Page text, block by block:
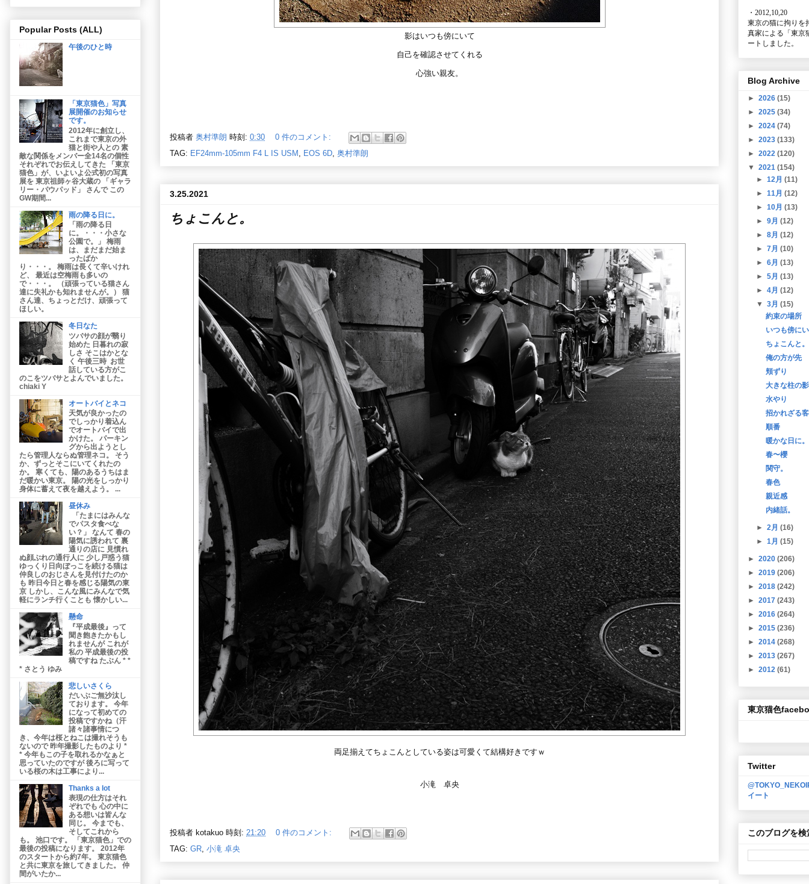
影はいつも傍にいて
自己を確認させてくれる
心強い親友。
投稿者 奥村準朗 時刻: 0:30
0 件のコメント:
TAG: EF24mm-105mm F4 L IS USM , EOS 6D, 奥村準朗
3.25.2021
ちょこんと。
両足揃えてちょこんとしている姿は可愛くて結構好きですｗ
小滝 卓央
投稿者 kotakuo 時刻: 21:20
0 件のコメント:
TAG: GR, 小滝 卓央
Popular Posts (ALL)
午後のひと時
「東京猫色」写真
展開催のお知らせ
です。
2012年に創立し、
これまで東京の外
猫と街や人との 素
敵な関係をメンバー全14名の個性
それぞれでお伝えしてきた 「東京
猫色」が、いよいよ公式初の写真
展を 東京祖師ヶ谷大蔵の 「ギャラ
リー・パウパッド」 さんで この
GW期間...
雨の降る日に。
「雨の降る日
に。・・・小さな
公園で。」 梅雨
は、まだまだ始ま
ったばか
り・・・。 梅雨は長くて辛いけれ
ど、 最近は空梅雨も多いの
で・・・。 （頑張っている猫さん
達に失礼かも知れませんが。） 猫
さん達、ちょっとだけ、頑張って
ほしい。
冬日なた
ツバサの顔が翳り
始めた 日暮れの寂
しさ そこはかとな
く 午後三時 お世
話している方がこ
のこをツバサとよんでいました。
chiaki Y
オートバイとネコ
天気が良かったの
でしっかり着込ん
でオートバイで出
かけた。 パーキン
グから出ようとし
たら管理人ならぬ管理ネコ。 そう
か、ずっとそこにいてくれたの
か。 寒くても、陽のあるうちはま
だ暖かい東京。 陽の光をしっかり
身体に蓄えて夜を越えよう。 ...
昼休み
「たまにはみんな
でパスタ食べな
い？」 なんて 春の
陽気に誘われて 裏
通りの店に 見慣れ
ぬ顔ぶれの通行人に 少し戸惑う猫
ゆっくり日向ぼっこを続ける猫は
仲良しのおじさんを見付けたのか
も 昨日今日と春を感じる陽気の東
京 しかし、こんな風にみんなで気
軽にランチ行くことも 懐かしい...
懸命
『平成最後』って
聞き飽きたかもし
れませんが これが
私の 平成最後の投
稿ですね たぶん * *
* さとう ゆみ
悲しいさくら
だいぶご無沙汰し
ております。 今年
になって初めての
投稿ですかね（汗
諸々諸事情につ
き、今年は桜とねこは撮れそうも
ないので 昨年撮影したものより *
* 今年もこの子を取れるかなぁと
思っていたのですが 後ろに写って
いる桜の木は工事により...
Thanks a lot
表現の仕方はそれ
ぞれでも 心の中に
ある想いは皆んな
同じ。 今までも、
そしてこれから
も。 池口です。 「東京猫色」での
最後の投稿になります。 2012年
のスタートから約7年。 東京猫色
と共に東京を旅してきました。 仲
間がいたか...
・2012,10,20
東京の猫に拘りを
真家による 「東
ートしました。
Blog Archive
► 2026 (15)
► 2025 (34)
► 2024 (74)
► 2023 (133)
► 2022 (120)
▼ 2021 (154)
►12月(11)
►11月(12)
►10月(13)
►9月(12)
►8月(12)
►7月(10)
►6月(13)
►5月(13)
►4月(12)
▼3月(15)
約束の場所
いつも傍に
ちょこんと。
俺の方が先
頬ずり
大きな柱の
水やり
招かれざる
順番
暖かな日に。
春〜櫻
関守。
春色
親近感
内緒話。
►2月(16)
►1月(15)
► 2020 (206)
► 2019 (206)
► 2018 (242)
► 2017 (243)
► 2016 (264)
► 2015 (236)
► 2014 (268)
► 2013 (267)
► 2012 (61)
東京猫色
Twitter
イート
このブログを検